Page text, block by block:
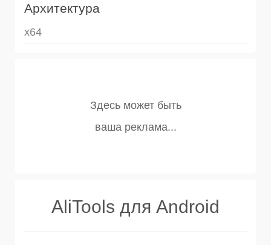
Архитектура
x64
AliTools для Android